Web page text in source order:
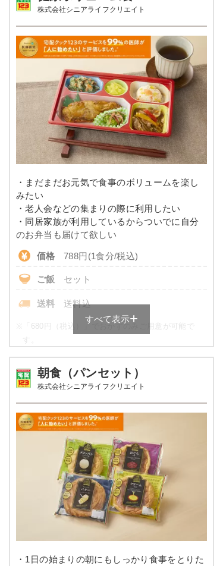
エネルギー：497kcal、たんぱく質：21.4g、脂
質：10.6g、炭水化物：76.4g、ナトリウム：
687mg、食塩相当量：1.7g
※メニューの補足
ご飯セットの栄養素です。お弁当献立の一例と
その栄養価のため、実際にご提供可能なメニュ
ーではないのでご注意ください。
塩分 3.0以下
タンパク質 20.0～24.0g
脂質 -
糖質 -
リン -
カリウム -
幸たんぱく食のメニュー例
ハンバーグ（トマトソース）
ペペロンチーノ
野菜とウインナーの炒め物
桜でんぶ
ブロッコリーと海老のサラダ
エネルギー：589Kcal、たんぱく質20.2g、脂
質：17.7g、炭水化物：83.4g、ナトリウム：
895mg、食塩相当量2.3g
※メニューの補足
※ご飯セットの栄養素です。お弁当献立の一例
とその栄養価のため、実際にご提供可能なメニ
ューではないのでご注意ください。
株式会社シニアライフクリエイト
・まだまだお元気で食事のボリュームを楽し
みたい
・老人会などの集まりの際に利用したい
・同居家族が利用しているからついでに自分
のお弁当も届けて欲しい
価格 788円(1食分/税込)
ご飯 セット
送料 送料込
※
「680円（税込）」でおかずのみご用意が可能で
品数 5品～6品
カロリー 600～800 kcal
3.0g以下（1ヵ月平均）が
目安
タンパク質 16.0～35.0g
脂質 -
-
リン -
すべて表示
朝食（パンセット）
株式会社シニアライフクリエイト
・1日の始まりの朝にもしっかり食事をとりた